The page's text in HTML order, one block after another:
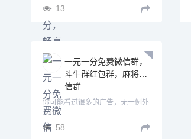
加V【wb66511】【wb66169】加
不上微信就加QQ1424599178或
如果添加频繁就换一个加，此群火
爆正规，玩法简单，随
13
一元一分免费微信群，
斗牛群红包群，麻将微
信群
你可能看过很多的广告，无一例外
都是针对金花，牛牛，四川血战麻
将，跑得快，一元一分这样的，而
我一个初出茅庐的新人并
58